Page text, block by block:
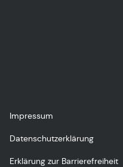
Impressum
Datenschutzerklärung
Erklärung zur Barrierefreiheit